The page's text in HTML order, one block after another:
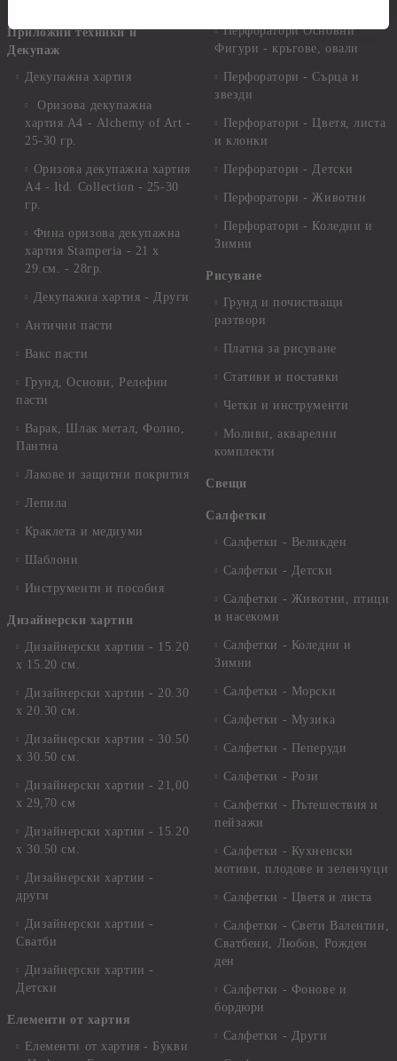
Приложни техники и
Декупаж
Декупажна хартия
Оризова декупажна
хартия А4 - Alchemy of Art -
25-30 гр.
Оризова декупажна хартия
А4 - Itd. Collection - 25-30
гр.
Фина оризова декупажна
хартия Stamperia - 21 х
29.см. - 28гр.
Декупажна хартия - Други
Антични пасти
Вакс пасти
Грунд, Основи, Релефни
пасти
Варак, Шлак метал, Фолио,
Пантна
Лакове и защитни покрития
Лепила
Краклета и медиуми
Шаблони
Инструменти и пособия
Дизайнерски хартии
Дизайнерски хартии - 15.20
х 15.20 см.
Дизайнерски хартии - 20.30
х 20.30 см.
Дизайнерски хартии - 30.50
х 30.50 см.
Дизайнерски хартии - 21,00
х 29,70 см
Дизайнерски хартии - 15.20
x 30.50 см.
Дизайнерски хартии -
други
Дизайнерски хартии -
Сватби
Дизайнерски хартии -
Детски
Елементи от хартия
Елементи от хартия - Букви
Перфоратори Основни
Фигури - кръгове, овали
Перфоратори - Сърца и
звезди
Перфоратори - Цветя, листа
и клонки
Перфоратори - Детски
Перфоратори - Животни
Перфоратори - Коледни и
Зимни
Рисуване
Грунд и почистващи
разтвори
Платна за рисуване
Стативи и поставки
Четки и инструменти
Моливи, акварелни
комплекти
Свещи
Салфетки
Салфетки - Великден
Салфетки - Детски
Салфетки - Животни, птици
и насекоми
Салфетки - Коледни и
Зимни
Салфетки - Морски
Салфетки - Музика
Салфетки - Пеперуди
Салфетки - Рози
Салфетки - Пътешествия и
пейзажи
Салфетки - Кухненски
мотиви, плодове и зеленчуци
Салфетки - Цветя и листа
Салфетки - Свети Валентин,
Сватбени, Любов, Рожден
ден
Салфетки - Фонове и
бордюри
Салфетки - Други